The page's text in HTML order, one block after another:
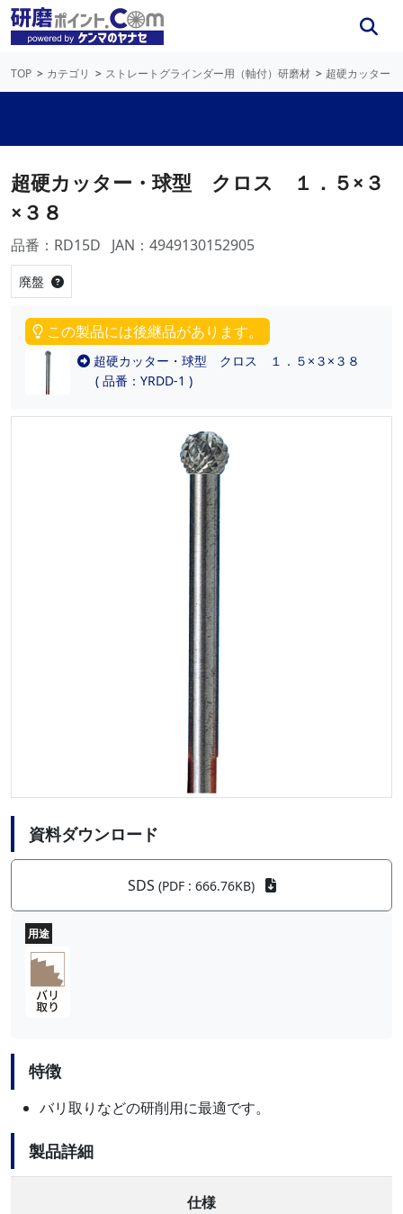
TOP カテゴリ ストレートグラインダー用（軸付）研磨材 超硬カッター
超硬カッター・球型 クロス １．５×３
×３８
品番：RD15D JAN：4949130152905
廃盤
この製品には後継品があります。
超硬カッター・球型 クロス １．５×３×３８
( 品番：YRDD-1 )
資料ダウンロード
SDS (PDF : 666.76KB)
用途
特徴
バリ取りなどの研削用に最適です。
製品詳細
仕様